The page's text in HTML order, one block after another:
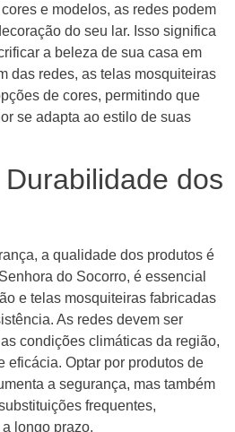
e modelos, as redes podem
do seu lar. Isso significa
a beleza de sua casa em
das redes, as telas mosquiteiras
de cores, permitindo que
se adapta ao estilo de suas
dos
a qualidade dos produtos é
do Socorro, é essencial
e telas mosquiteiras fabricadas
As redes devem ser
condições climáticas da região,
eficácia. Optar por produtos de
a segurança, mas também
frequentes,
longo prazo.